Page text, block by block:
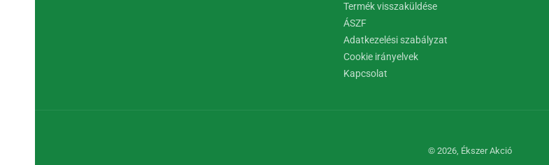
Termék visszaküldése
ÁSZF
Adatkezelési szabályzat
Cookie irányelvek
Kapcsolat
© 2026, Ékszer Akció